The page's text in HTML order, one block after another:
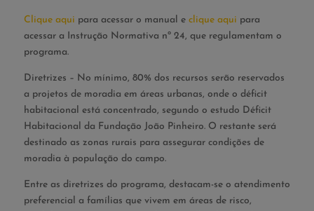
Clique aqui para acessar o manual e clique aqui para
acessar a Instrução Normativa nº 24, que regulamentam o
programa.
Diretrizes – No mínimo, 80% dos recursos serão reservados
a projetos de moradia em áreas urbanas, onde o déficit
habitacional está concentrado, segundo o estudo Déficit
Habitacional da Fundação João Pinheiro. O restante será
destinado as zonas rurais para assegurar condições de
moradia à população do campo.
Entre as diretrizes do programa, destacam-se o atendimento
preferencial a famílias que vivem em áreas de risco,